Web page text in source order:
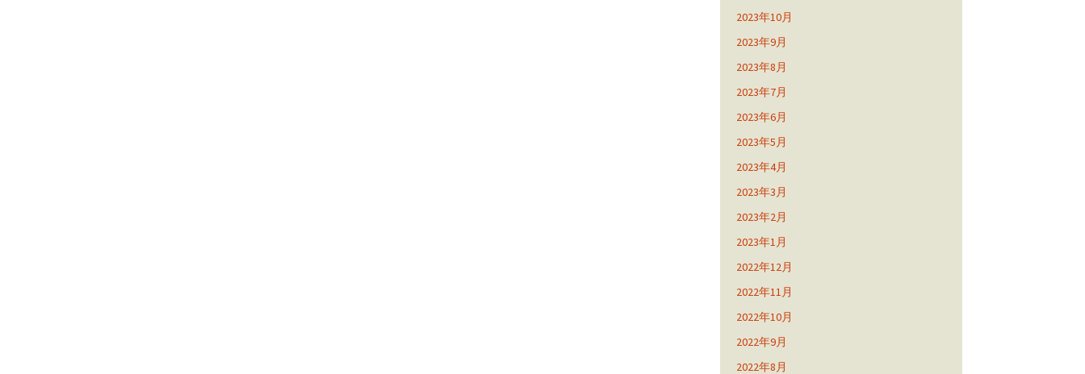
2023年10月
2023年9月
2023年8月
2023年7月
2023年6月
2023年5月
2023年4月
2023年3月
2023年2月
2023年1月
2022年12月
2022年11月
2022年10月
2022年9月
2022年8月